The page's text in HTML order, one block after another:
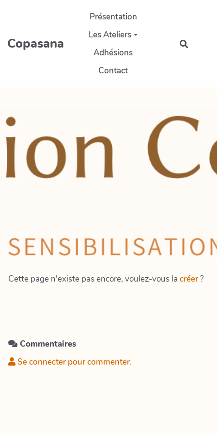
Aller au contenu principal
Copasana
Présentation
Les Ateliers
Adhésions
Contact
Cette page n'existe pas encore, voulez-vous la créer?
Commentaires
Se connecter pour commenter.